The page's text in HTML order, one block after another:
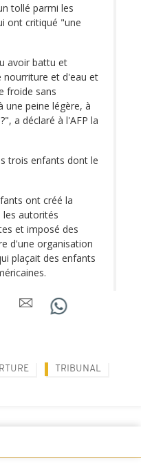
tollé parmi les
ont critiqué "une
avoir battu et
nourriture et d'eau et
froide sans
une peine légère, à
a déclaré à l'AFP la
trois enfants dont le
ont créé la
les autorités
et imposé des
d'une organisation
plaçait des enfants
TRIBUNAL